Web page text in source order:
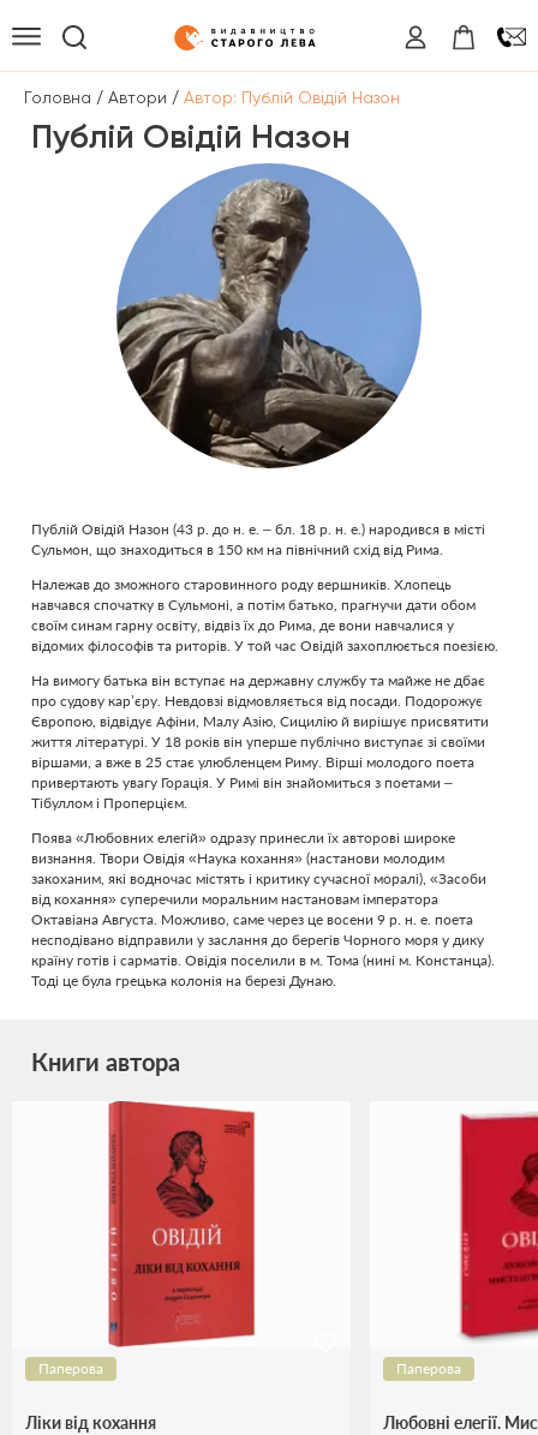
Головна / Автори / Автор: Публій Овідій Назон
Публій Овідій Назон
Публій Овідій Назон (43 р. до н. е. – бл. 18 р. н. е.) народився в місті
Сульмон, що знаходиться в 150 км на північний схід від Рима.
Належав до зможного старовинного роду вершників. Хлопець
навчався спочатку в Сульмоні, а потім батько, прагнучи дати обом
своїм синам гарну освіту, відвіз їх до Рима, де вони навчалися у
відомих філософів та риторів. У той час Овідій захоплюється поезією.
На вимогу батька він вступає на державну службу та майже не дбає
про судову кар’єру. Невдовзі відмовляється від посади. Подорожує
Європою, відвідує Афіни, Малу Азію, Сицилію й вирішує присвятити
життя літературі. У 18 років він уперше публічно виступає зі своїми
віршами, а вже в 25 стає улюбленцем Риму. Вірші молодого поета
привертають увагу Горація. У Римі він знайомиться з поетами –
Тібуллом і Проперцієм.
Поява «Любовних елегій» одразу принесли їх авторові широке
визнання. Твори Овідія «Наука кохання» (настанови молодим
закоханим, які водночас містять і критику сучасної моралі), «Засоби
від кохання» суперечили моральним настановам імператора
Октавіана Августа. Можливо, саме через це восени 9 р. н. е. поета
несподівано відправили у заслання до берегів Чорного моря у дику
країну готів і сарматів. Овідія поселили в м. Тома (нині м. Констанца).
Тоді це була грецька колонія на березі Дунаю.
Книги автора
Паперова
Ліки від кохання
Паперова
Любовні елегії.